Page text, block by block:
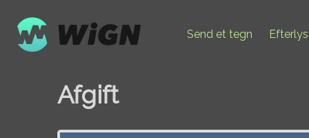
Send et tegn
Afgift